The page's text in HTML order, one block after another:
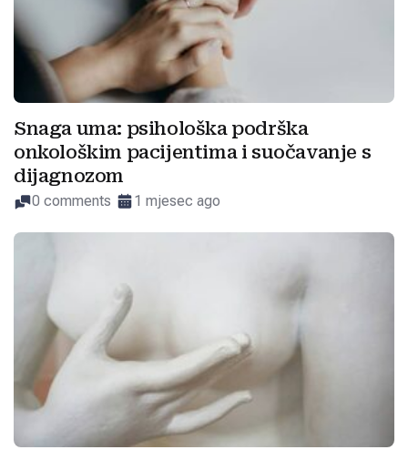
Snaga uma: psihološka podrška
onkološkim pacijentima i suočavanje s
dijagnozom
0 comments 1 mjesec ago